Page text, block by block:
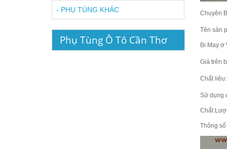
- PHỤ TÙNG KHÁC
Phụ Tùng Ô Tô Cần Thơ
Chuyên
Tên sản
Bi May ơ
Giá trên
Chất
Sử dụng
Chất
Thông